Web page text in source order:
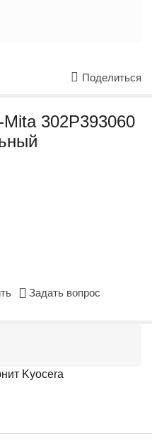
Поделиться
302P393060
Задать вопрос
Kyocera